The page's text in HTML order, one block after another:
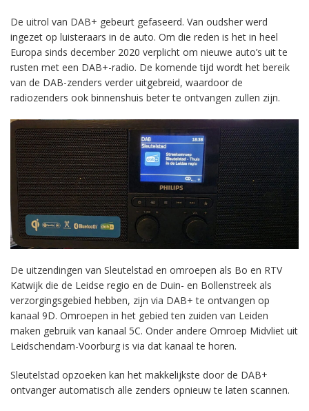
De uitrol van DAB+ gebeurt gefaseerd. Van oudsher werd
ingezet op luisteraars in de auto. Om die reden is het in heel
Europa sinds december 2020 verplicht om nieuwe auto’s uit te
rusten met een DAB+-radio. De komende tijd wordt het bereik
van de DAB-zenders verder uitgebreid, waardoor de
radiozenders ook binnenshuis beter te ontvangen zullen zijn.
De uitzendingen van Sleutelstad en omroepen als Bo en RTV
Katwijk die de Leidse regio en de Duin- en Bollenstreek als
verzorgingsgebied hebben, zijn via DAB+ te ontvangen op
kanaal 9D. Omroepen in het gebied ten zuiden van Leiden
maken gebruik van kanaal 5C. Onder andere Omroep Midvliet uit
Leidschendam-Voorburg is via dat kanaal te horen.
Sleutelstad opzoeken kan het makkelijkste door de DAB+
ontvanger automatisch alle zenders opnieuw te laten scannen.